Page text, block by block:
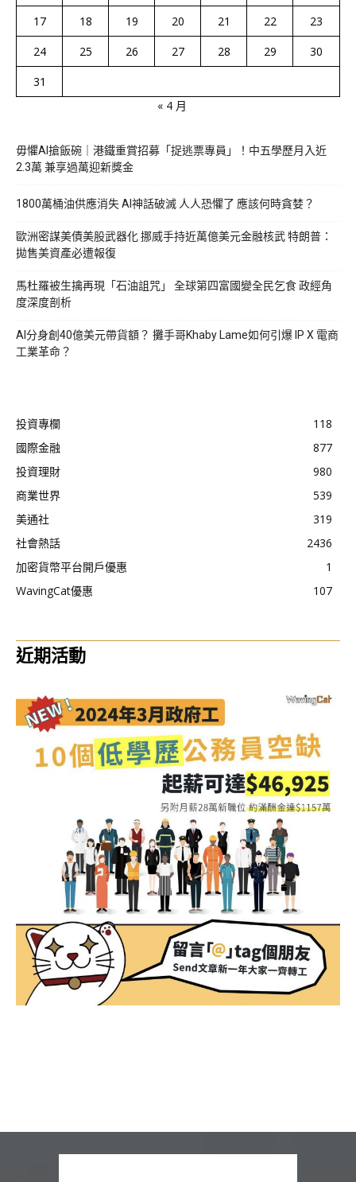
17
18 19 20 21 22
23
24
25 26 27 28 29
30
31
« 4 月
毋懼AI搶飯碗｜港鐵重賞招募「捉逃票專員」！中五學歷月入近
2.3萬 兼享過萬迎新獎金
1800萬桶油供應消失 AI神話破滅 人人恐懼了 應該何時貪婪？
歐洲密謀美債美股武器化 挪威手持近萬億美元金融核武 特朗普：
拋售美資產必遭報復
馬杜羅被生擒再現「石油詛咒」 全球第四富國變全民乞食 政經角
度深度剖析
AI分身創40億美元帶貨額？ 攤手哥Khaby Lame如何引爆 IP X 電商
工業革命？
投資專欄
118
國際金融
877
投資理財
980
商業世界
539
美通社
319
社會熱話
2436
加密貨幣平台開戶優惠
1
WavingCat優惠
107
近期活動